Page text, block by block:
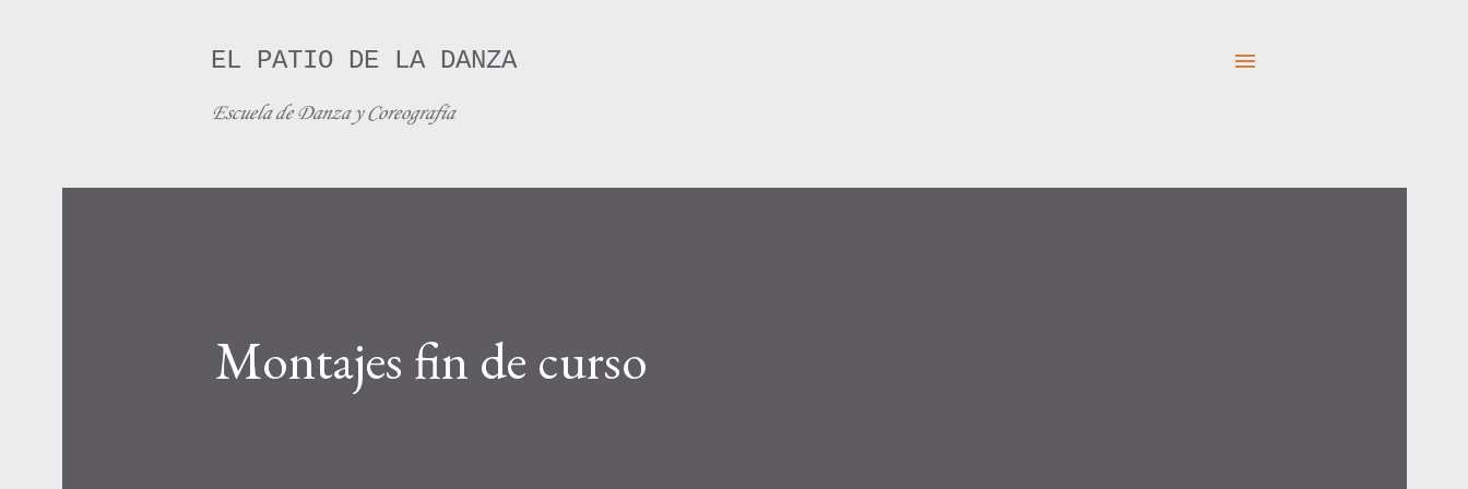
EL PATIO DE LA DANZA
Escuela de Danza y Coreografía
Montajes fin de curso